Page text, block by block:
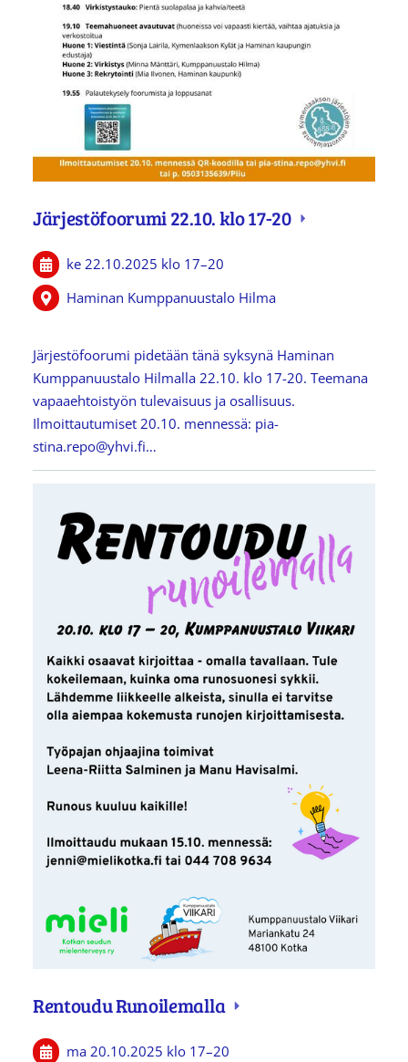
Järjestöfoorumi 22.10. klo 17-20
ke 22.10.2025 klo 17–20
Haminan Kumppanuustalo Hilma
Järjestöfoorumi pidetään tänä syksynä Haminan
Kumppanuustalo Hilmalla 22.10. klo 17-20. Teemana
vapaaehtoistyön tulevaisuus ja osallisuus.
Ilmoittautumiset 20.10. mennessä: pia-
stina.repo@yhvi.fi…
Rentoudu Runoilemalla
ma 20.10.2025 klo 17–20